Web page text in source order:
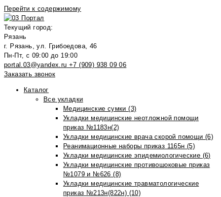
Перейти к содержимому
Текущий город:
Рязань
г. Рязань, ул. Грибоедова, 46
Пн-Пт, с 09:00 до 19:00
portal.03@yandex.ru +7 (909) 938 09 06
Заказать звонок
Каталог
Все укладки
Медицинские сумки (3)
Укладки медицинские неотложной помощи
приказ №1183н(2)
Укладки медицинские врача скорой помощи (6)
Реанимационные наборы приказ 1165н (5)
Укладки медицинские эпидемиологические (6)
Укладки медицинские противошоковые приказ
№1079 и №626 (8)
Укладки медицинские травматологические
приказ №213н(822н) (10)